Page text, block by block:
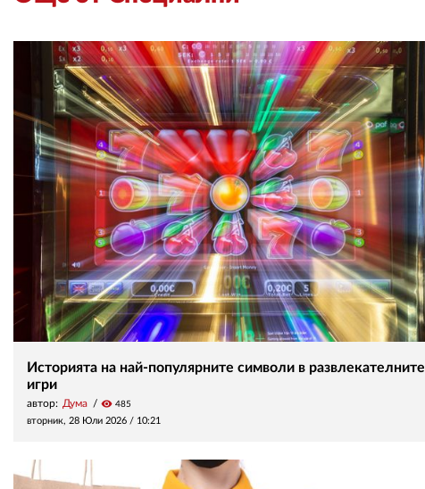
Историята на най-популярните символи в развлекателните
игри
автор: Дума visibility 485
вторник, 28 Юли 2026 / 10:21